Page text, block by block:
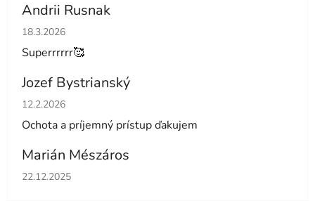
Andrii Rusnak
Hodnotenie obchodu je 5 z 5 hviezdičiek.
18.3.2026
Superrrrrr🥰
Jozef Bystrianský
Hodnotenie obchodu je 5 z 5 hviezdičiek.
12.2.2026
Ochota a príjemný prístup ďakujem
Marián Mészáros
Hodnotenie obchodu je 5 z 5 hviezdičiek.
22.12.2025